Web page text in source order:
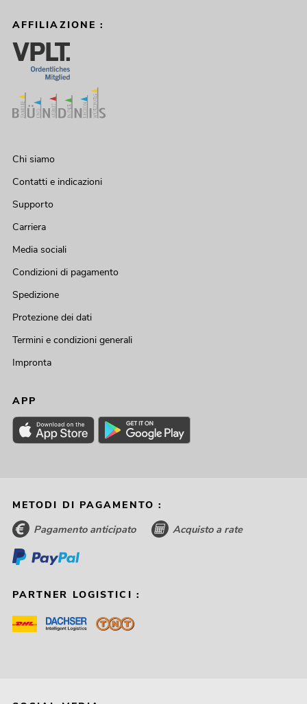
AFFILIAZIONE :
Chi siamo
Contatti e indicazioni
Supporto
Carriera
Media sociali
Condizioni di pagamento
Spedizione
Protezione dei dati
Termini e condizioni generali
Impronta
APP
METODI DI PAGAMENTO :
Pagamento anticipato Acquisto a rate
PARTNER LOGISTICI :